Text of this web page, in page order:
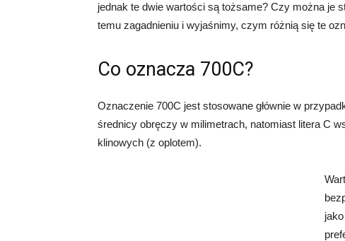
jednak te dwie wartości są tożsame? Czy można je
temu zagadnieniu i wyjaśnimy, czym różnią się te
Co oznacza 700C?
Oznaczenie 700C jest stosowane głównie w
średnicy obręczy w milimetrach, natomiast litera C
klinowych (z oplotem).